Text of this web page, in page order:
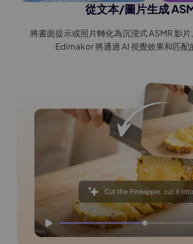
從文本/圖片生成
將書面提示或照片轉化為沉浸式 ASMR 影
Edimakor 將通過 AI 視覺效果和匹配